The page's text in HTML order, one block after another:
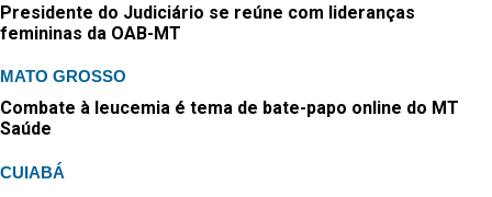
Presidente do Judiciário se reúne com lideranças
femininas da OAB-MT
MATO GROSSO
Combate à leucemia é tema de bate-papo online do MT
Saúde
CUIABÁ